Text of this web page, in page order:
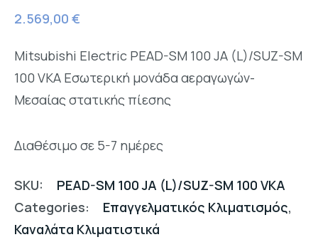
2.569,00 €
Mitsubishi Electric PEAD-SM 100 JA (L)/SUZ-SM
100 VKA Εσωτερική μονάδα αεραγωγών-
Μεσαίας στατικής πίεσης
Διαθέσιμο σε 5-7 ημέρες
SKU:
PEAD-SM 100 JA (L)/SUZ-SM 100 VKA
Categories:
Επαγγελματικός Κλιματισμός,
Καναλάτα Κλιματιστικά